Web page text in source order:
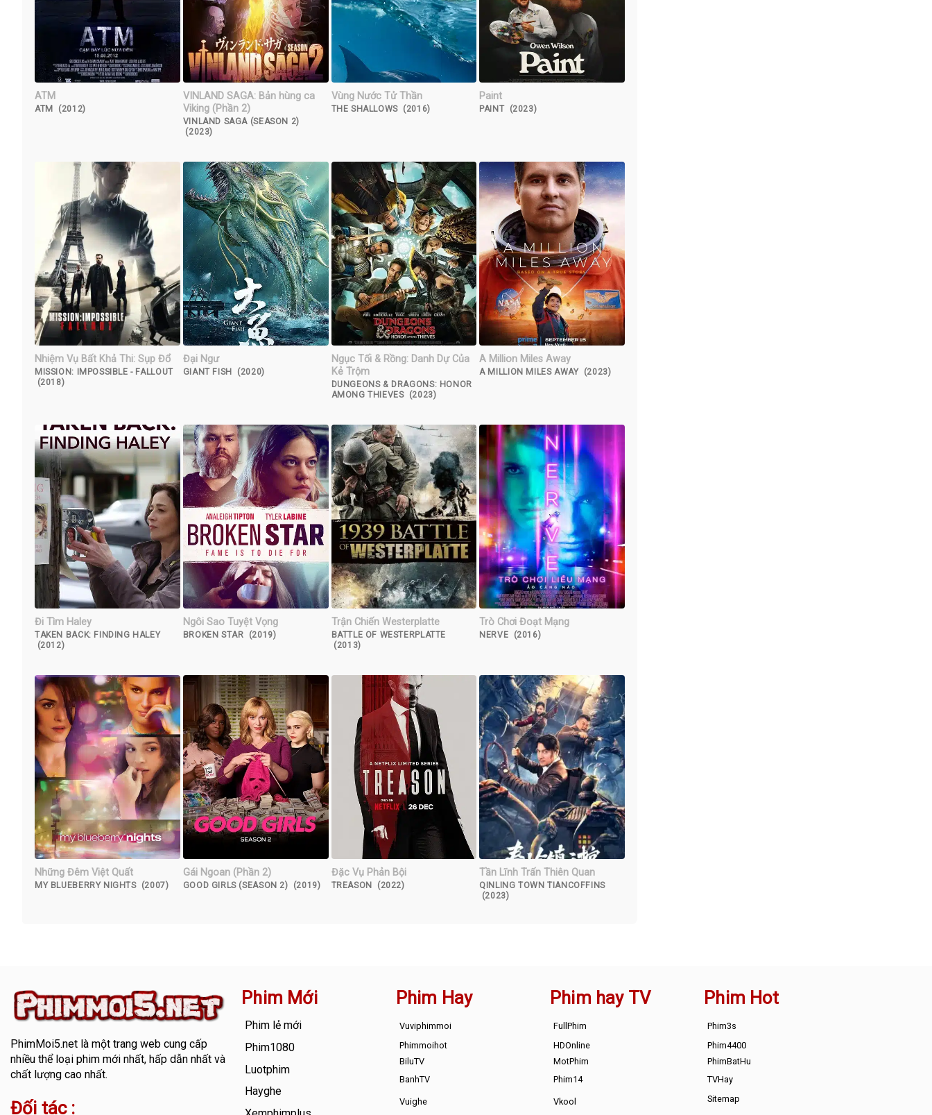
ATM
ATM (2012)
VINLAND SAGA: Bản hùng ca
Viking (Phần 2)
VINLAND SAGA (SEASON 2)
(2023)
Vùng Nước Tử Thần
THE SHALLOWS (2016)
Paint
PAINT (2023)
Nhiệm Vụ Bất Khả Thi: Sụp Đổ
MISSION: IMPOSSIBLE - FALLOUT
(2018)
Đại Ngư
GIANT FISH (2020)
Ngục Tối & Rồng: Danh Dự Của
Kẻ Trộm
DUNGEONS & DRAGONS: HONOR
AMONG THIEVES (2023)
A Million Miles Away
A MILLION MILES AWAY (2023)
Đi Tìm Haley
TAKEN BACK: FINDING HALEY
(2012)
Ngôi Sao Tuyệt Vọng
BROKEN STAR (2019)
Trận Chiến Westerplatte
BATTLE OF WESTERPLATTE
(2013)
Trò Chơi Đoạt Mạng
NERVE (2016)
Những Đêm Việt Quất
MY BLUEBERRY NIGHTS (2007)
Gái Ngoan (Phần 2)
GOOD GIRLS (SEASON 2) (2019)
Đặc Vụ Phản Bội
TREASON (2022)
Tần Lĩnh Trấn Thiên Quan
QINLING TOWN TIANCOFFINS
(2023)
PhimMoi5.netlà một trang web cung cấp
nhiều thể loại phim mới nhất, hấp dẫn nhất và
chất lượng cao nhất.
Đối tác :
Phim Mới
Phim lẻ mới
Phim1080
Luotphim
Hayghe
Phim Hay
Vuviphimmoi
Phimmoihot
BiluTV
BanhTV
Vuighe
Phim hay TV
FullPhim
HDOnline
MotPhim
Phim14
Vkool
Phim Hot
Phim3s
Phim4400
PhimBatHu
TVHay
Sitemap